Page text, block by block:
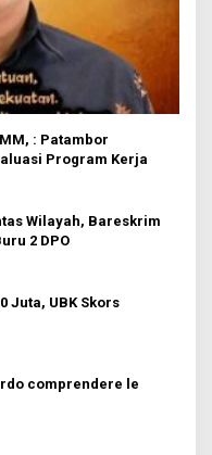
: Patambor
Program Kerja
Wilayah, Bareskrim
2 DPO
Juta, UBK Skors
comprendere le